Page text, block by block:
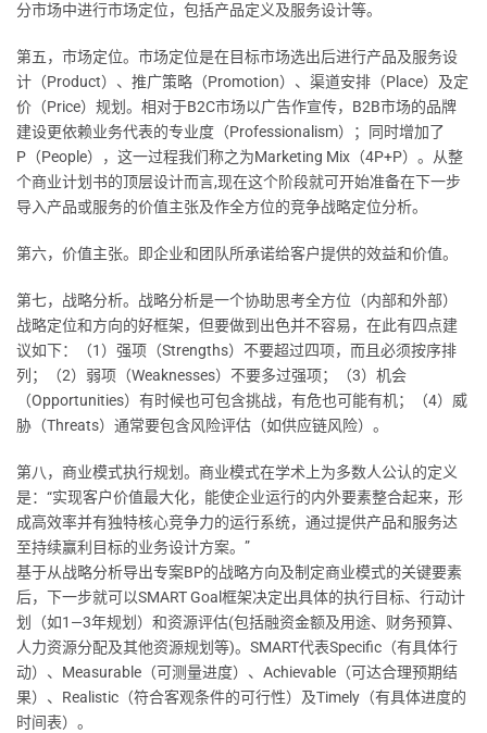
分市场中进行市场定位，包括产品定义及服务设计等。
第五，市场定位。市场定位是在目标市场选出后进行产品及服务设
计（Product）、推广策略（Promotion）、渠道安排（Place）及定
价（Price）规划。相对于B2C市场以广告作宣传，B2B市场的品牌
建设更依赖业务代表的专业度（Professionalism）；同时增加了
P（People），这一过程我们称之为Marketing Mix（4P+P）。从整
个商业计划书的顶层设计而言,现在这个阶段就可开始准备在下一步
导入产品或服务的价值主张及作全方位的竞争战略定位分析。
第六，价值主张。即企业和团队所承诺给客户提供的效益和价值。
第七，战略分析。战略分析是一个协助思考全方位（内部和外部）
战略定位和方向的好框架，但要做到出色并不容易，在此有四点建
议如下：（1）强项（Strengths）不要超过四项，而且必须按序排
列；（2）弱项（Weaknesses）不要多过强项；（3）机会
（Opportunities）有时候也可包含挑战，有危也可能有机；（4）威
胁（Threats）通常要包含风险评估（如供应链风险）。
第八，商业模式执行规划。商业模式在学术上为多数人公认的定义
是：“实现客户价值最大化，能使企业运行的内外要素整合起来，形
成高效率并有独特核心竞争力的运行系统，通过提供产品和服务达
至持续赢利目标的业务设计方案。”
基于从战略分析导出专案BP的战略方向及制定商业模式的关键要素
后，下一步就可以SMART Goal框架决定出具体的执行目标、行动计
划（如1—3年规划）和资源评估(包括融资金额及用途、财务预算、
人力资源分配及其他资源规划等)。SMART代表Specific（有具体行
动）、Measurable（可测量进度）、Achievable（可达合理预期结
果）、Realistic（符合客观条件的可行性）及Timely（有具体进度的
时间表）。